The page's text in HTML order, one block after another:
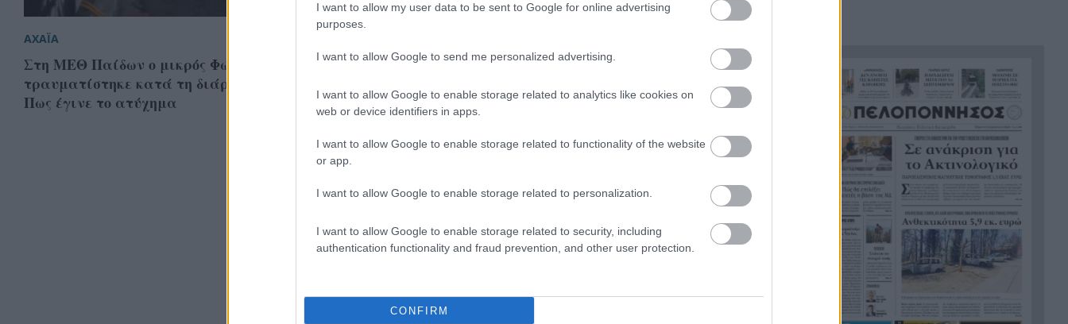
I want to allow my user data to be sent to Google for online advertising
purposes.
I want to allow Google to send me personalized advertising.
I want to allow Google to enable storage related to analytics like cookies on
web or device identifiers in apps.
I want to allow Google to enable storage related to functionality of the website
or app.
I want to allow Google to enable storage related to personalization.
I want to allow Google to enable storage related to security, including
authentication functionality and fraud prevention, and other user protection.
CONFIRM
ΑΧΑΪΑ
Στη ΜΕΘ Παίδων ο μικρός Φώτης που
τραυματίστηκε κατά τη διάρκεια του PICK Patras –
Πως έγινε το ατύχημα
Πάτρα – PICK: Τι λένε οι διοργανωτές για το
Προσοχή στο πιάτο: Οι τροφές
που μπορεί να
«συγκρουστούν» με φάρμακα
23:05 Σύγκρουση ελικοπτέρων στην
Ψάθα: Στο μικροσκόπιο ο
συντονισμός της επιχείρησης
22:53 «Φωτιές-ανεμοστρόβιλοι»: Το
σπάνιο φαινόμενο που κάνει
τις πυρκαγιές ακόμη πιο
επικίνδυνες στην Ευρώπη
22:45
Ουκρανία: Η αόρατη
σύγκρουση της τεχνολογίας –